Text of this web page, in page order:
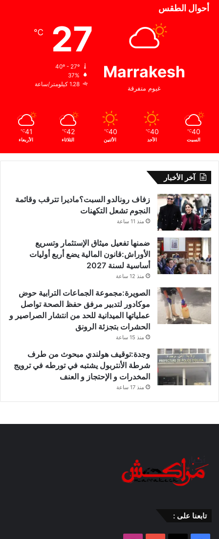
أحوال الطقس
Marrakesh
غيوم متفرقة
27
℃
37%
1.28 كيلومتر/ساعة
40
℃
السبت
40
℃
الأحد
40
℃
الأثنين
42
℃
الثلاثاء
41
℃
الأربعاء
آخر الأخبار
زفاف رونالدو السبت؟ماديرا تترقب وقائمة
النجوم تشعل التكهنات
منذ 11 ساعة
ضمنها تفعيل ميثاق الإستثمار وتسريع
الأوراش:قانون المالية يضع أربع أوليات
أساسية لسنة 2027
منذ 12 ساعة
الصويرة:مجموعة الجماعات الترابية حوض
موكادور لتدبير مرفق حفظ الصحة تواصل
عملياتها الميدانية للحد من انتشار الصراصير و
الحشرات بتجزئة الرونق
منذ 15 ساعة
وجدة:توقيف هولندي مبحوث من طرف
شرطة الأنتربول يشتبه في تورطه في ترويج
المخدرات و الإحتجاز و العنف
منذ 17 ساعة
تابعنا على :